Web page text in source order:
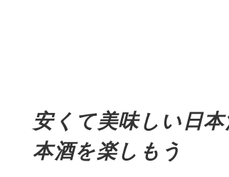
安くて美味しい日
本酒を楽しもう